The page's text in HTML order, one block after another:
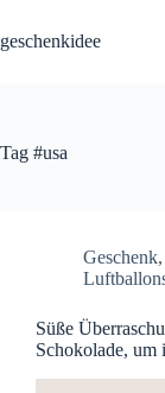
content
geschenkidee
Tag #usa
Geschenk,
Süße
Schokolade, um